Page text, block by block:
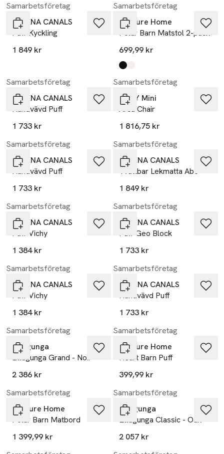
Samarbetsföretag
LORENA CANALS
Puff Kyckling
1 849 kr
Samarbetsföretag
Venture Home
Polar Barn Matstol 2-pack
699,99 kr
Produkten finns i färgerna:
black
white
Samarbetsföretag
LORENA CANALS
Handvävd Puff
1 733 kr
Samarbetsföretag
OYOY Mini
Arca Chair
1 816,75 kr
Samarbetsföretag
LORENA CANALS
Handvävd Puff
1 733 kr
Samarbetsföretag
LORENA CANALS
Tvättbar Lekmatta Abc
1 849 kr
Samarbetsföretag
LORENA CANALS
Puff Vichy
1 384 kr
Samarbetsföretag
LORENA CANALS
Puff Geo Block
1 733 kr
Samarbetsföretag
LORENA CANALS
Puff Vichy
1 384 kr
Samarbetsföretag
LORENA CANALS
Handvävd Puff
1 733 kr
Samarbetsföretag
Lillagunga
Lillagunga Grand - Noir
2 386 kr
Samarbetsföretag
Venture Home
Heart Barn Puff
399,99 kr
Samarbetsföretag
Venture Home
Polar Barn Matbord
1 399,99 kr
Samarbetsföretag
Lillagunga
Lillagunga Classic - Oak
2 057 kr